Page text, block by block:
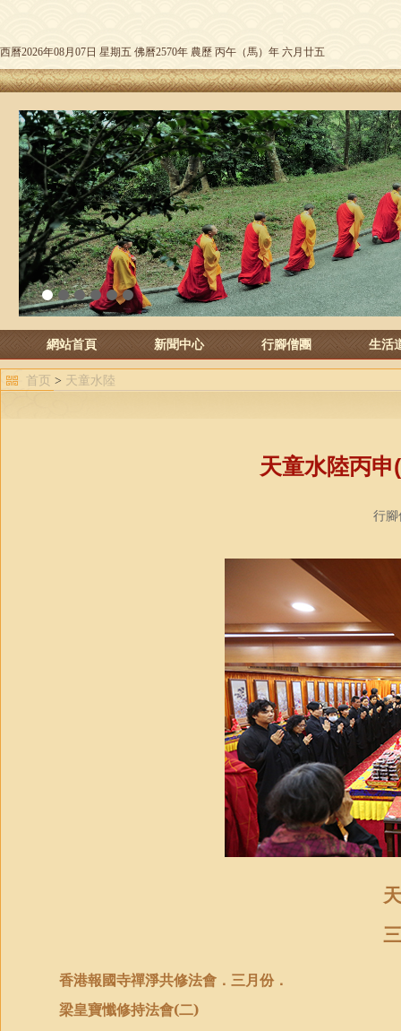
西曆2026年08月07日 星期五 佛曆2570年 農歷 丙午（馬）年 六月廿五
1 2 3 4 5 6
網站首頁 新聞中心 行腳僧團 生活
首页 > 天童水陸
天童水陸丙
行腳
香港報國寺禪淨共修法會．三月份．
梁皇寶懺修持法會(二)